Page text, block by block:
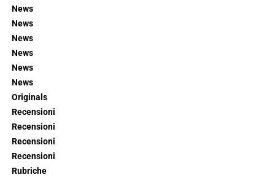
News
News
News
News
News
News
Originals
Recensioni
Recensioni
Recensioni
Recensioni
Rubriche